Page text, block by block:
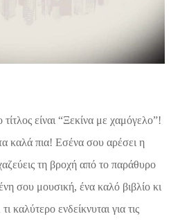
είναι “Ξεκίνα με χαμόγελο”!
καλά πια! Εσένα σου αρέσει η
τη βροχή από το παράθυρο
σου μουσική, ένα καλό βιβλίο κι
καλύτερο ενδείκνυται για τις